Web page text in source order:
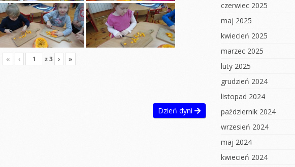
„Czerwony
z
Eksperymenty
Pierwszy dzień
wiosny
DZIEŃ KOBIET
Układ słoneczny
Pierwszy Dzień
Wiosny
Dzień Kobiet
Praca plastyczna
Walentynki
« ‹ z3 › »
Dzień dyni
czerwiec 2025
maj 2025
kwiecień 2025
marzec 2025
luty 2025
grudzień 2024
listopad 2024
październik 2024
wrzesień 2024
maj 2024
kwiecień 2024